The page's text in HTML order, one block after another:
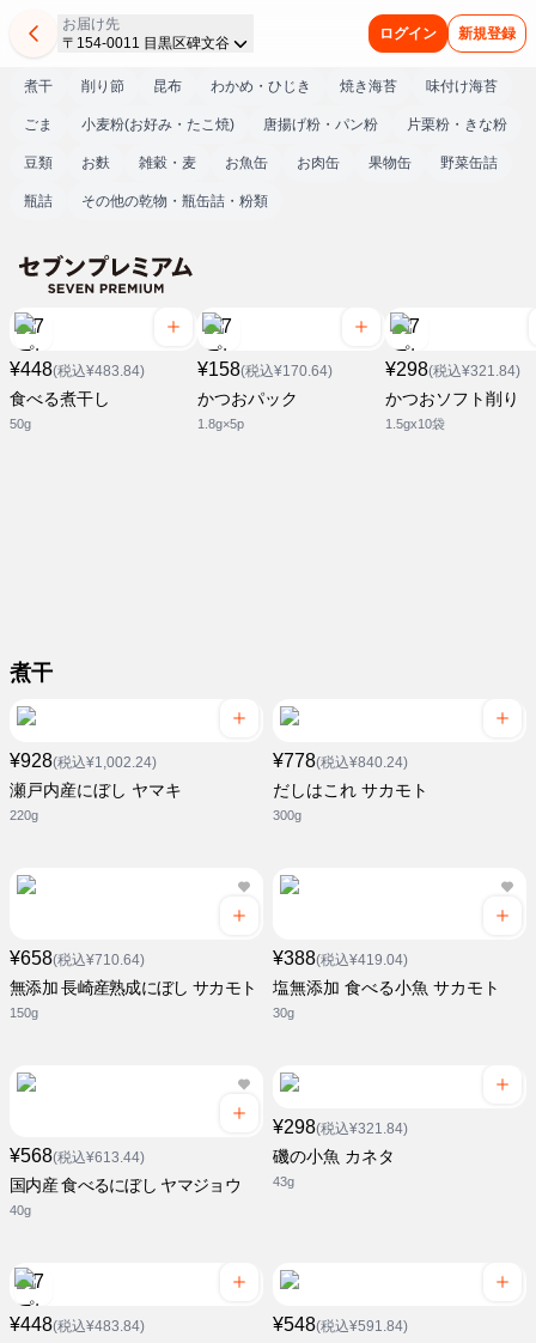
お届け先
〒154-0011 目黒区碑文谷
ログイン 新規登録
煮干 削り節 昆布 わかめ・ひじき 焼き海苔 味付け海苔
ごま 小麦粉(お好み・たこ焼) 唐揚げ粉・パン粉 片栗粉・きな粉
豆類 お麩 雑穀・麦 お魚缶 お肉缶 果物缶 野菜缶詰
瓶詰 その他の乾物・瓶缶詰・粉類
¥448(税込¥483.84)
食べる煮干し
50g
¥158(税込¥170.64)
かつおパック
1.8g×5p
¥298(税込¥321.84)
かつおソフト削り
1.5gx10袋
煮干
¥928(税込¥1,002.24)
瀬戸内産にぼし ヤマキ
220g
¥778(税込¥840.24)
だしはこれ サカモト
300g
¥658(税込¥710.64)
無添加 長崎産熟成にぼし サカモト
150g
¥388(税込¥419.04)
塩無添加 食べる小魚 サカモト
30g
¥568(税込¥613.44)
国内産 食べるにぼし ヤマジョウ
40g
¥298(税込¥321.84)
磯の小魚 カネタ
43g
¥448(税込¥483.84) ¥548(税込¥591.84)